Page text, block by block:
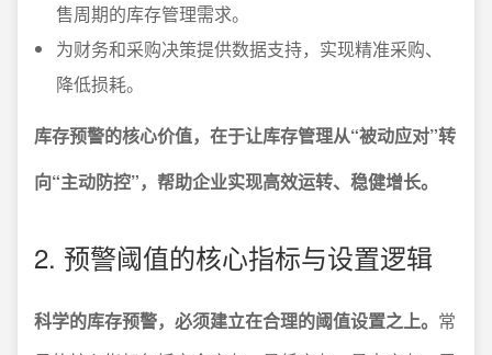
售周期的库存管理需求。
为财务和采购决策提供数据支持，实现精准采购、
降低损耗。
库存预警的核心价值，在于让库存管理从“被动应对”转
向“主动防控”，帮助企业实现高效运转、稳健增长。
2. 预警阈值的核心指标与设置逻辑
科学的库存预警，必须建立在合理的阈值设置之上。 常